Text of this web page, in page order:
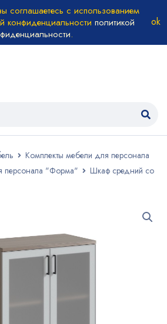
соглашаетесь с использованием
конфиденциальности политикой
.
Комплекты мебели для персонала
персонала "Форма"
Шкаф средний со